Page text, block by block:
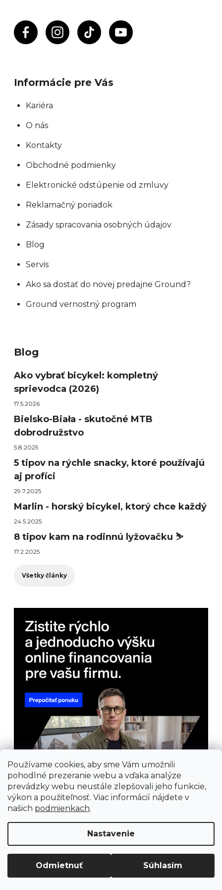
Používame cookies, aby sme Vám umožnili
pohodlné prezeranie webu a vďaka analýze
prevádzky webu neustále zlepšovali jeho funkcie,
výkon a použiteľnosť. Viac informácií nájdete v
našich podmienkach.
Nastavenie
Odmietnuť Súhlasím
k
y
p
Informácie pre Vás
Kariéra
O nás
Kontakty
Obchodné podmienky
Elektronické odstúpenie od zmluvy
Reklamačný poriadok
Zásady spracovania osobných údajov
Blog
Servis
Ako sa dostať do novej predajne Ground?
Ground vernostný program
Blog
Ako vybrať bicykel: kompletný
sprievodca (2026)
17.5.2026
Bielsko-Biała - skutočné MTB
dobrodružstvo
5.8.2025
5 tipov na rýchle snacky, ktoré používajú
aj profíci
29.7.2025
Marlin - horský bicykel, ktorý chce každý
24.5.2025
8 tipov kam na rodinnú lyžovačku ⛷️
17.2.2025
Všetky články
Prijímame online platby